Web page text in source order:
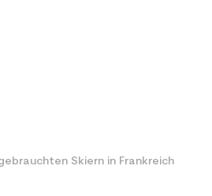
Skiern in Frankreich